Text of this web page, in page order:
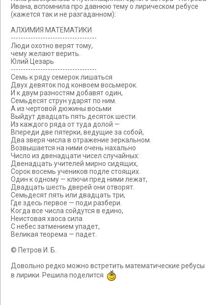
Ивана, вспомнила про давнюю тему о лирическом ребусе
(кажется так и не разгаданном):
АЛХИМИЯ МАТЕМАТИКИ
-----------------------------------
Люди охотно верят тому,
чему желают верить.
Юлий Цезарь
-----------------------------------
Семь к ряду семерок лишаться
Двух девяток под конвоем восьмерок.
И к двум разностям добавят один,
Семьдесят струн ударят по ним.
А из чертовой дюжины восьми
Выйдут двадцать пять десяток шести.
Из каждого ряда от туда долой —
Впереди две пятерки, ведущие за собой,
Два зверя числа в отражение зеркальном.
Возвышается на ними очень нахально
Число из двенадцати чисел случайных:
Двенадцать учителей мирно сидящих,
Сорок восемь учеников подле стоящих.
Один к одному — ключи пред ними лежат,
Двадцать шесть дверей они отворят.
Семьдесят пять или двадцать три,
Где здесь первое — поди разбери.
Когда все числа сойдутся в едино,
Неистовая хаоса сила
С небес затмением упадет,
Великая теорема — падет.
© Петров И. Б.
Довольно редко можно встретить математические ребусы
в лирики. Решила поделится